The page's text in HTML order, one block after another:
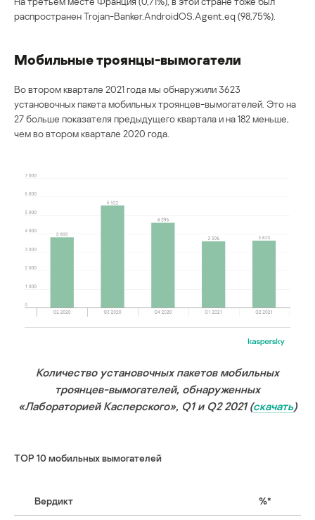
распространен Trojan-Banker.AndroidOS.Agent.eq (98,75%).
Мобильные троянцы-вымогатели
Во втором квартале 2021 года мы обнаружили 3623
установочных пакета мобильных троянцев-вымогателей. Это на
27 больше показателя предыдущего квартала и на 182 меньше,
чем во втором квартале 2020 года.
Количество установочных пакетов мобильных
троянцев-вымогателей, обнаруженных
«Лабораторией Касперского», Q1 и Q2 2021 (скачать)
ТОР 10 мобильных вымогателей
Вердикт %*